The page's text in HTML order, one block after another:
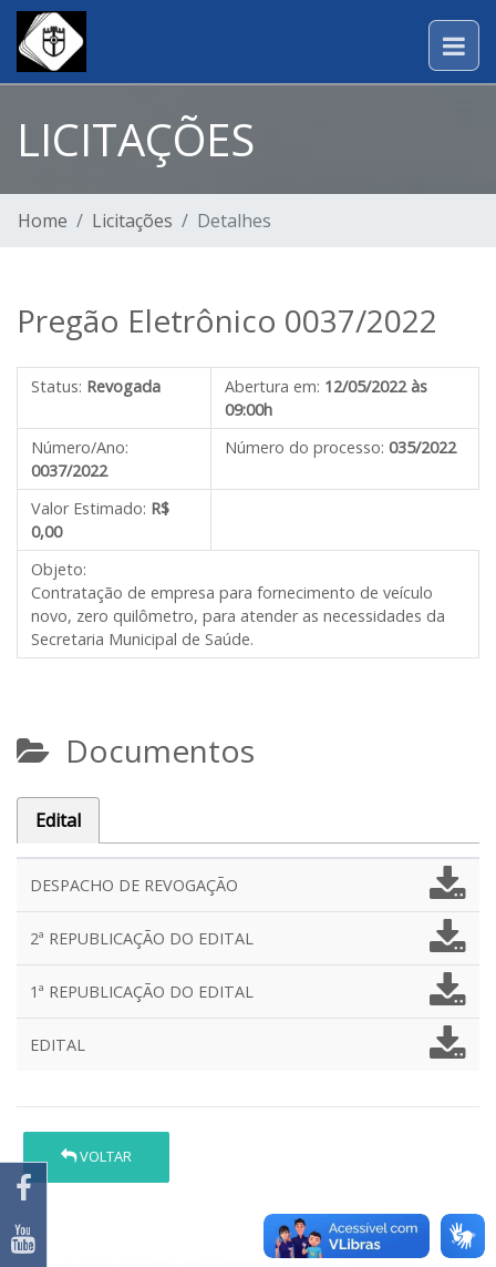
LICITAÇÕES
Home Licitações Detalhes
Pregão Eletrônico 0037/2022
Status: Revogada Abertura em: 12/05/2022 às
09:00h
Número/Ano:
0037/2022
Número do processo: 035/2022
Valor Estimado: R$
0,00
Objeto:
Contratação de empresa para fornecimento de veículo
novo, zero quilômetro, para atender as necessidades da
Secretaria Municipal de Saúde.
Documentos
Edital
DESPACHO DE REVOGAÇÃO
2ª REPUBLICAÇÃO DO EDITAL
1ª REPUBLICAÇÃO DO EDITAL
EDITAL
VOLTAR